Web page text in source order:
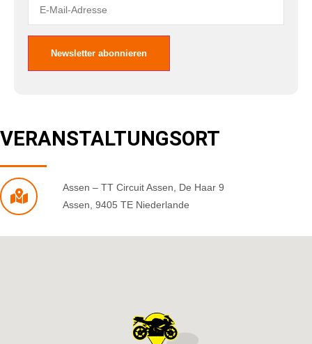
VERANSTALTUNGSORT
Assen – TT Circuit Assen
De Haar 9
Assen 9405 TE Niederlande